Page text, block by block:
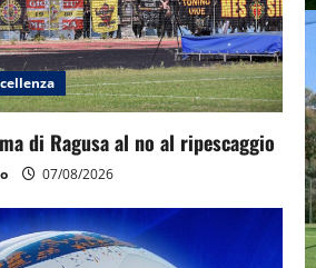
di Ragusa al no al ripescaggio
07/08/2026